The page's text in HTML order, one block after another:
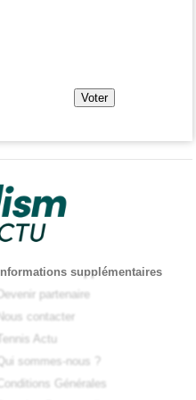
Informations supplémentaires
Devenir partenaire
Nous contacter
Tennis Actu
Qui sommes-nous ?
Conditions Générales